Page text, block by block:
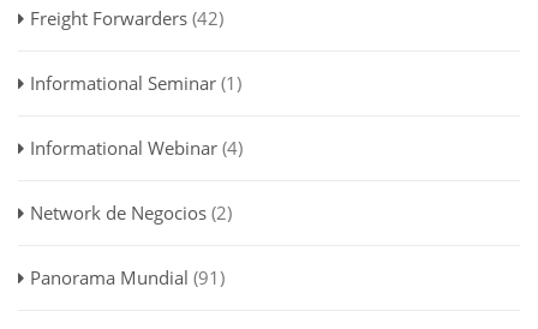
Freight Forwarders (42)
Informational Seminar (1)
Informational Webinar (4)
Network de Negocios (2)
Panorama Mundial (91)